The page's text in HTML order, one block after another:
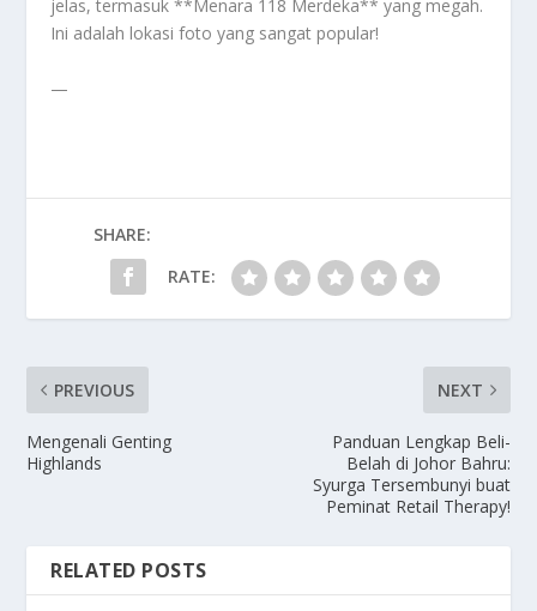
jelas, termasuk **Menara 118 Merdeka** yang megah.
Ini adalah lokasi foto yang sangat popular!
—
SHARE:
RATE:
PREVIOUS
Mengenali Genting
Highlands
NEXT
Panduan Lengkap Beli-
Belah di Johor Bahru:
Syurga Tersembunyi buat
Peminat Retail Therapy!
RELATED POSTS